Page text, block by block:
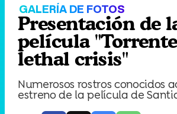
GALERÍA DE FOTOS
Presentación de
película
lethal crisis"
Numerosos rostros conocidos
estreno de la película de